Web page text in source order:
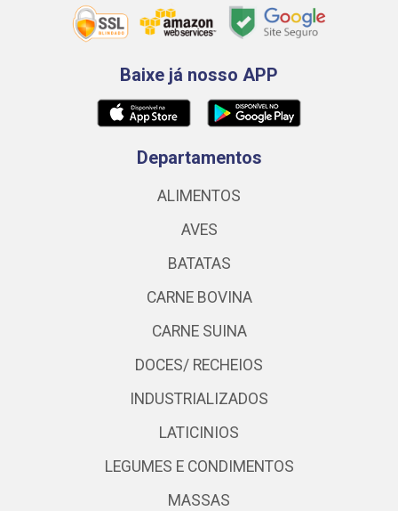
Baixe já nosso APP
Departamentos
ALIMENTOS
AVES
BATATAS
CARNE BOVINA
CARNE SUINA
DOCES/ RECHEIOS
INDUSTRIALIZADOS
LATICINIOS
LEGUMES E CONDIMENTOS
MASSAS